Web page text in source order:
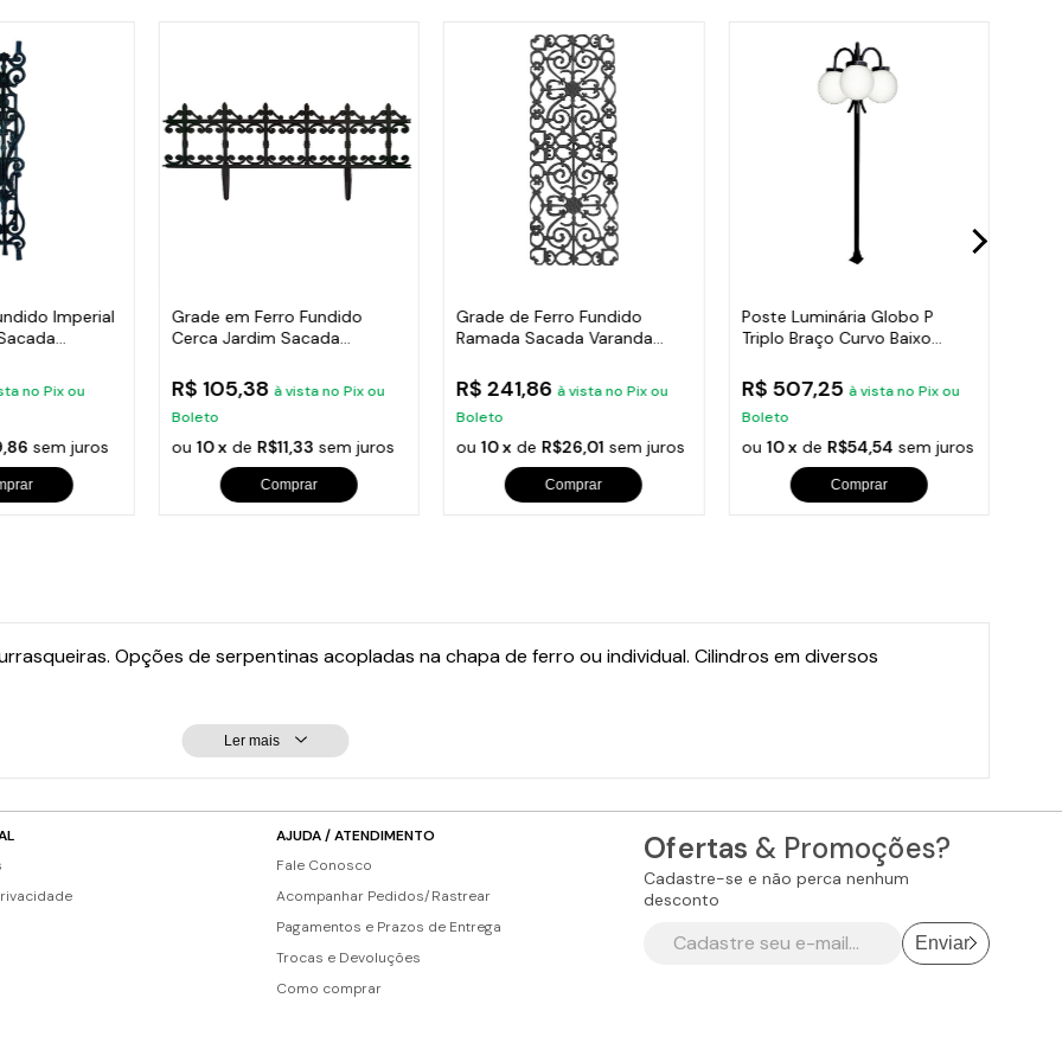
Imperial
no Pix ou
sem juros
Grade em Ferro Fundido
Cerca Jardim Sacada
R$ 105,38 à vista no Pix ou
Boleto
ou10 x de R$11,33 sem juros
Comprar
Grade de Ferro Fundido
Ramada Sacada Varanda
R$ 241,86 à vista no Pix ou
Boleto
ou10 x de R$26,01 sem juros
Comprar
Poste Luminária Globo P
Triplo Braço Curvo Baixo
R$ 507,25 à vista no Pix ou
Boleto
ou10 x de R$54,54 sem juros
Comprar
Opções de serpentinas acopladas na chapa de ferro ou individual. Cilindros em diversos
Ler mais
AJUDA / ATENDIMENTO
Fale Conosco
Acompanhar Pedidos/Rastrear
Pagamentos e Prazos de Entrega
Trocas e Devoluções
Como comprar
Ofertas & Promoções?
Cadastre-se e não perca nenhum
desconto
Enviar